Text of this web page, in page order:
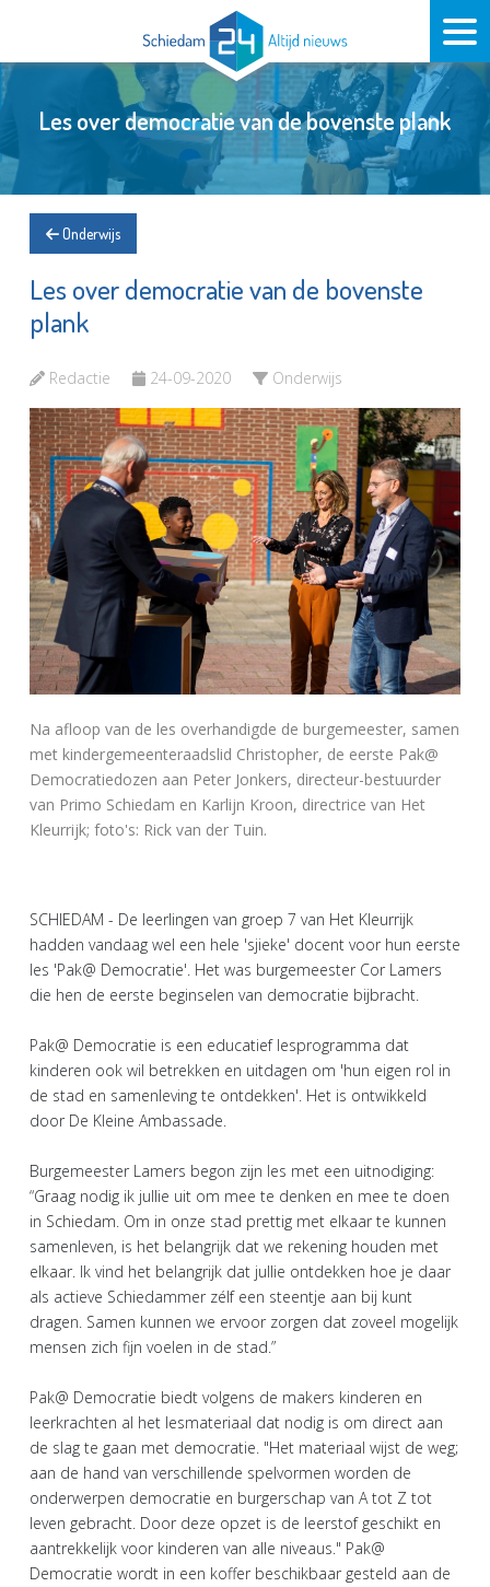
Les over democratie van de bovenste plank
Onderwijs
Les over democratie van de bovenste
plank
Redactie 24-09-2020 Onderwijs
Na afloop van de les overhandigde de burgemeester, samen
met kindergemeenteraadslid Christopher, de eerste Pak@
Democratiedozen aan Peter Jonkers, directeur-bestuurder
van Primo Schiedam en Karlijn Kroon, directrice van Het
Kleurrijk; foto's: Rick van der Tuin.
SCHIEDAM - De leerlingen van groep 7 van Het Kleurrijk
hadden vandaag wel een hele 'sjieke' docent voor hun eerste
les 'Pak@ Democratie'. Het was burgemeester Cor Lamers
die hen de eerste beginselen van democratie bijbracht.
Pak@ Democratie is een educatief lesprogramma dat
kinderen ook wil betrekken en uitdagen om 'hun eigen rol in
de stad en samenleving te ontdekken'. Het is ontwikkeld
door De Kleine Ambassade.
Burgemeester Lamers begon zijn les met een uitnodiging:
“Graag nodig ik jullie uit om mee te denken en mee te doen
in Schiedam. Om in onze stad prettig met elkaar te kunnen
samenleven, is het belangrijk dat we rekening houden met
elkaar. Ik vind het belangrijk dat jullie ontdekken hoe je daar
als actieve Schiedammer zélf een steentje aan bij kunt
dragen. Samen kunnen we ervoor zorgen dat zoveel mogelijk
mensen zich fijn voelen in de stad.”
Pak@ Democratie biedt volgens de makers kinderen en
leerkrachten al het lesmateriaal dat nodig is om direct aan
de slag te gaan met democratie. "Het materiaal wijst de weg;
aan de hand van verschillende spelvormen worden de
onderwerpen democratie en burgerschap van A tot Z tot
leven gebracht. Door deze opzet is de leerstof geschikt en
aantrekkelijk voor kinderen van alle niveaus." Pak@
Democratie wordt in een koffer beschikbaar gesteld aan de